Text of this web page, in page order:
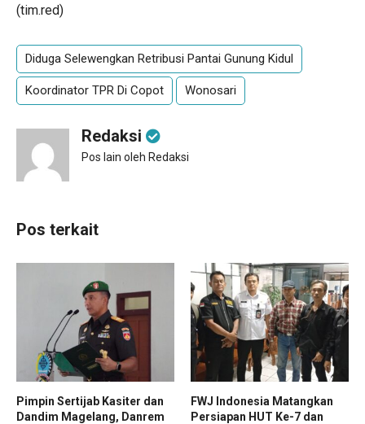
(tim.red)
Diduga Selewengkan Retribusi Pantai Gunung Kidul
Koordinator TPR Di Copot Wonosari
Redaksi
Pos lain oleh Redaksi
Pos terkait
Pimpin Sertijab Kasiter dan
Dandim Magelang, Danrem
FWJ Indonesia Matangkan
Persiapan HUT Ke-7 dan